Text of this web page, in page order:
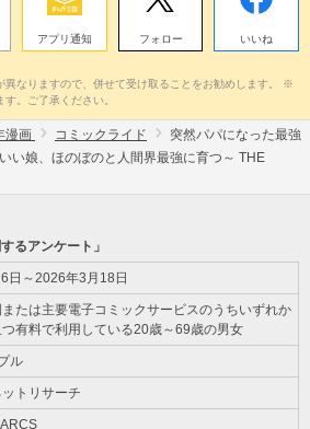
アプリ通知 フォロー いいね
なりますので、併せて受け取ることをお勧めします。 ※
。ご了承ください。
漫画 コミックライド
突然パパになった最強
い娘、ほのぼのと人間界最強に育つ～ THE
るアンケート」
日～2026年3月18日
または主要電子コミックサービスのうちいずれか
有料で利用している20歳～69歳の男女
ル
トリサーチ